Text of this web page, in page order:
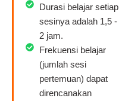
Durasi belajar setiap
sesinya adalah 1,5 -
2 jam.
Frekuensi belajar
(jumlah sesi
pertemuan) dapat
direncanakan